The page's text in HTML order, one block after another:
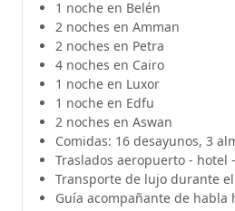
1 noche en Belén
2 noches en Amman
2 noches en Petra
4 noches en Cairo
1 noche en Luxor
1 noche en Edfu
2 noches en Aswan
Comidas: 16 desayunos, 3
Traslados aeropuerto - hotel
Transporte de lujo durante
Guía acompañante de habla